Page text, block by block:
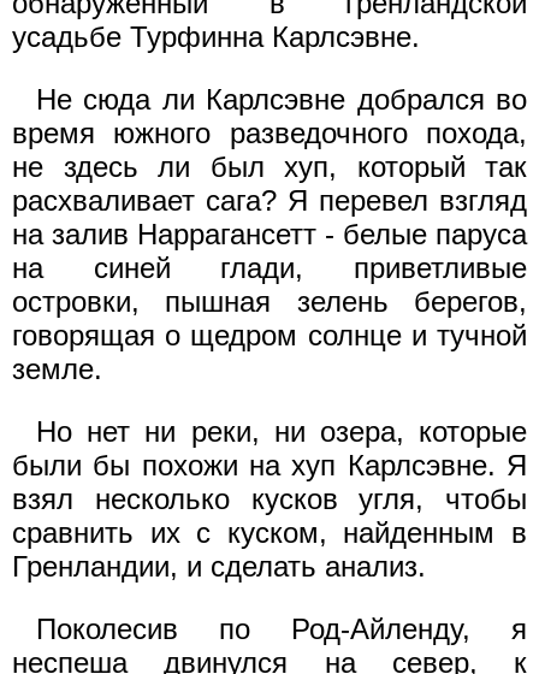
усадьбе Турфинна Карлсэвне.
Не сюда ли Карлсэвне добрался во
время южного разведочного похода,
не здесь ли был хуп, который так
расхваливает сага? Я перевел взгляд
на залив Наррагансетт - белые паруса
на синей глади, приветливые
островки, пышная зелень берегов,
говорящая о щедром солнце и тучной
земле.
Но нет ни реки, ни озера, которые
были бы похожи на хуп Карлсэвне. Я
взял несколько кусков угля, чтобы
сравнить их с куском, найденным в
Гренландии, и сделать анализ.
Поколесив по Род-Айленду, я
неспеша двинулся на север, к